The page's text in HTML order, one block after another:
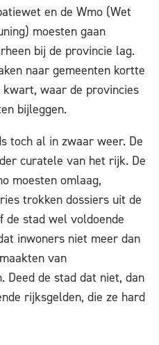
en de Wmo (Wet
moesten gaan
bij de provincie lag.
naar gemeenten kortte
waar de provincies
bijleggen.
toch al in zwaar weer. De
curatele van het rijk. De
moesten omlaag,
trokken dossiers uit de
de stad wel voldoende
inwoners niet meer dan
van
Deed de stad dat niet, dan
rijksgelden, die ze hard